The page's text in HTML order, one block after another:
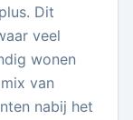
Dit
veel
wonen
van
nabij het